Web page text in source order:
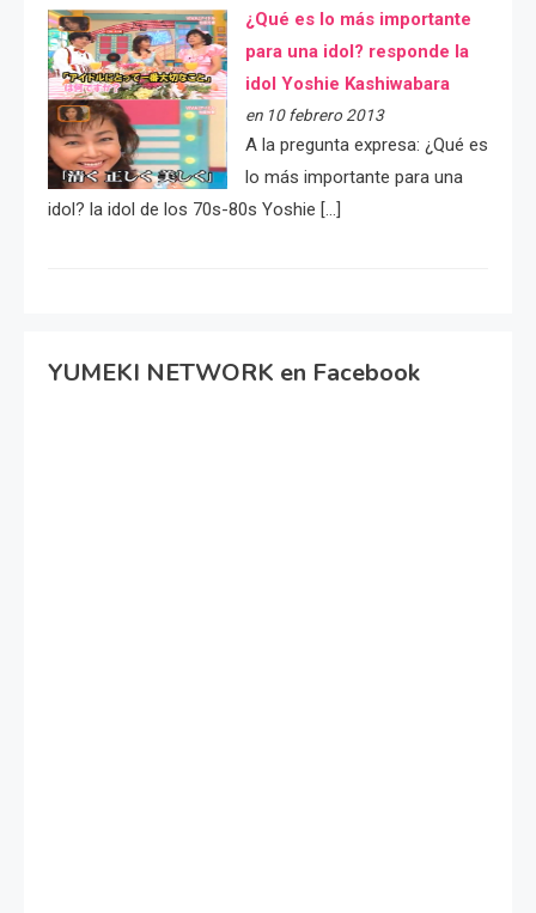
¿Qué es lo más importante
para una idol? responde la
idol Yoshie Kashiwabara
en 10 febrero 2013
A la pregunta expresa: ¿Qué es
lo más importante para una
idol? la idol de los 70s-80s Yoshie […]
YUMEKI NETWORK en Facebook